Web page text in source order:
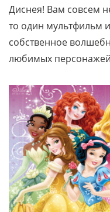
Диснея! Вам совсем
то один мультфильм
собственное
любимых